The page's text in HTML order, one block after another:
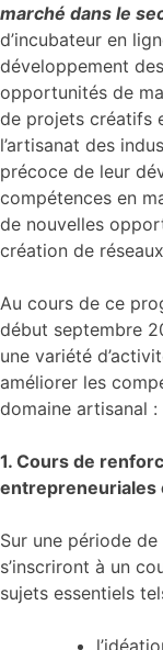
marché dans le
d’incubateur en
développement
opportunités de
de projets créatifs
l’artisanat des
précoce de leur
compétences en
de nouvelles
création de
Au cours de ce
début septembre
une variété
améliorer les
domaine artisanal :
1. Cours de
entrepreneuriales
Sur une période
s’inscriront à un
sujets essentiels